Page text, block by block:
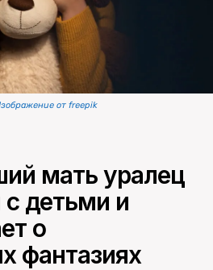
от freepik
мать уралец
с детьми и
о
фантазиях